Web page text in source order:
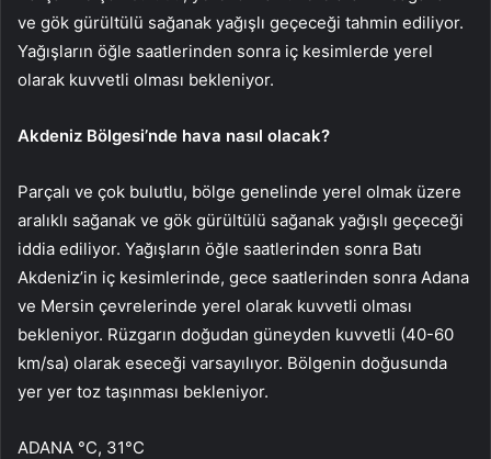
ve gök gürültülü sağanak yağışlı geçeceği tahmin ediliyor.
Yağışların öğle saatlerinden sonra iç kesimlerde yerel
olarak kuvvetli olması bekleniyor.
Akdeniz Bölgesi’nde hava nasıl olacak?
Parçalı ve çok bulutlu, bölge genelinde yerel olmak üzere
aralıklı sağanak ve gök gürültülü sağanak yağışlı geçeceği
iddia ediliyor. Yağışların öğle saatlerinden sonra Batı
Akdeniz’in iç kesimlerinde, gece saatlerinden sonra Adana
ve Mersin çevrelerinde yerel olarak kuvvetli olması
bekleniyor. Rüzgarın doğudan güneyden kuvvetli (40-60
km/sa) olarak eseceği varsayılıyor. Bölgenin doğusunda
yer yer toz taşınması bekleniyor.
ADANA °C, 31°C